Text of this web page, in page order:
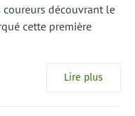
découvrant le
cette première
Lire plus